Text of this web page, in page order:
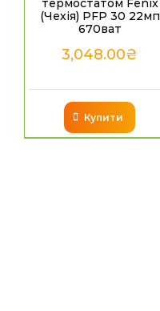
термостатом Fenix
(Чехія) PFP 30 22мп
670ват
3,048.00₴
Купити